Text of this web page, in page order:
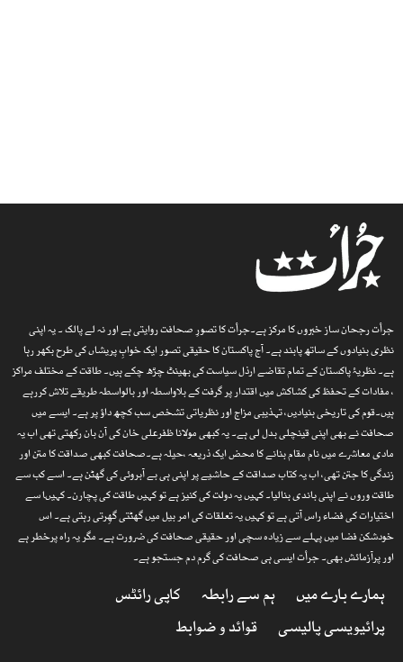
جرأت رجحان ساز خبروں کا مرکز ہے۔جرأت کا تصورِ صحافت روایتی ہے اور نہ لے پالک ۔ یہ اپنی
نظری بنیادوں کے ساتھ پابند ہے۔ آج پاکستان کا حقیقی تصور ایک خوابِ پریشاں کی طرح بکھر رہا
ہے۔ نظریۂ پاکستان کے تمام تقاضے ارذل سیاست کی بھینٹ چڑھ چکے ہیں۔ طاقت کے مختلف مراکز
، مفادات کے تحفظ کی کشاکش میں اقتدار پر گرفت کے بلاواسطہ اور بالواسطہ طریقے تلاش کررہے
ہیں۔قوم کی تاریخی بنیادیں، تہذیبی مزاج اور نظریاتی تشخص سب کچھ داؤ پر ہے۔ ایسے میں
صحافت نے بھی اپنی قینچلی بدل لی ہے۔ یہ کبھی مولانا ظفرعلی خان کی آن بان رکھتی تھی اب یہ
مادی معاشرے میں نام مقام بنانے کا محض ایک ذریعہ ،حیلہ ہے۔صحافت کبھی صداقت کا متن اور
زندگی کا جتن تھی، اب یہ کتاب صداقت کے حاشیے پر اپنی ہی بے آبروئی کی گھٹن ہے۔ اسے کب سے
طاقت وروں نے اپنی باندی بنالیا۔ کہیں یہ دولت کی کنیز ہے تو کہیں طاقت کی پچارن۔ کہیںا سے
اختیارات کی فضاء راس آتی ہے تو کہیں یہ تعلقات کی امر بیل میں گھٹتی گھِرتی رہتی ہے۔ اس
خودشکن فضا میں پہلے سے زیادہ سچی اور حقیقی صحافت کی ضرورت ہے۔ مگر یہ راہ پرخطر ہے
اور پرآزمائش بھی۔ جرأت ایسی ہی صحافت کی گرم دم جستجو ہے۔
ہمارے بارے میں ہم سے رابطہ
کاپی رائٹس
پرائیویسی پالیسی
قوائد و ضوابط